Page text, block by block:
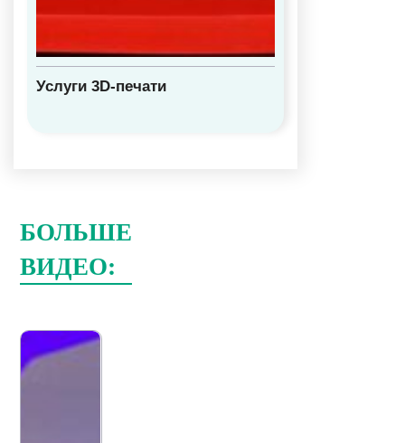
Услуги 3D-печати
БОЛЬШЕ
ВИДЕО: